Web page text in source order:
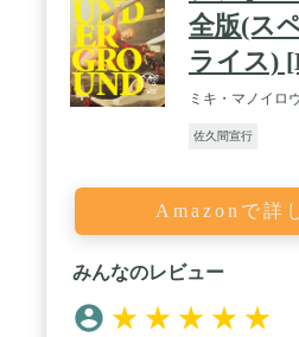
全版(ス
ライス)
ミキ・マノイロ
佐久間宣行
Amazonで詳
みんなのレビュー
★ ★ ★ ★ ★